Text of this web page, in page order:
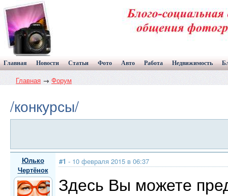
Главная Новости Статьи Фото Авто Работа Недвижимость
Главная→Форум
/конкурсы/
Юлько
Чертёнок
#1 - 10 февраля 2015 в 06:37
Здесь Вы можете